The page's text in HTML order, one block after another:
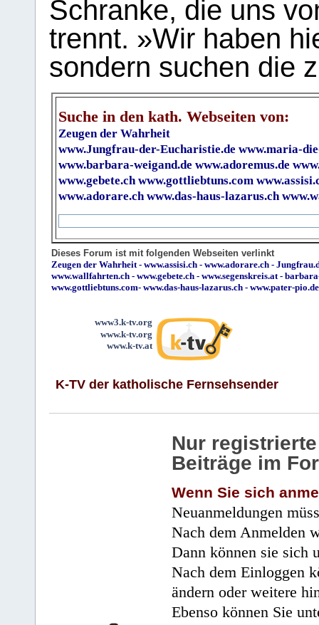
Schranke, die uns
trennt. »Wir haben
sondern suchen die
Suche in den kath. Webseiten von:
Zeugen der Wahrheit
www.Jungfrau-der-Eucharistie.de www.maria-
www.barbara-weigand.de www.adoremus.de
www.gebete.ch www.gottliebtuns.com
www.adorare.ch www.das-haus-lazarus.ch
Dieses Forum ist mit folgenden Webseiten verlinkt
Zeugen der Wahrheit- www.assisi.ch - www.adorare.ch -
www.wallfahrten.ch - www.gebete.ch - www.segenskreis.at-
www.gottliebtuns.com- www.das-haus-lazarus.ch - www.pater-pio.de
www3.k-tv.org
www.k-tv.org
www.k-tv.at
K-TV der katholische Fernsehsender
Nur
Beiträge im
Wenn Sie sich
Neuanmeldungen
Nach dem Anmelden
Dann können sie sich
Nach dem Einloggen
ändern oder weitere
Ebenso können Sie